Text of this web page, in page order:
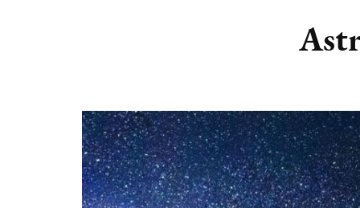
ASTROLOGIE KALENDER